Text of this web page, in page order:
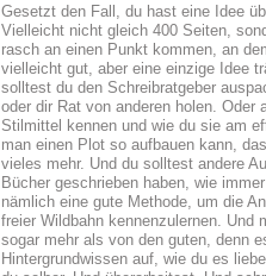
Gesetzt den Fall, du hast eine Idee
Vielleicht nicht gleich 400 Seiten,
rasch an einen Punkt kommen, an
vielleicht gut, aber eine einzige Idee
solltest du den Schreibratgeber
oder dir Rat von anderen holen.
Stilmittel kennen und wie du sie am
man einen Plot so aufbauen kann,
vieles mehr. Und du solltest andere
Bücher geschrieben haben, wie
nämlich eine gute Methode, um die
freier Wildbahn kennenzulernen. Und
sogar mehr als von den guten, denn
Hintergrundwissen auf, wie du es